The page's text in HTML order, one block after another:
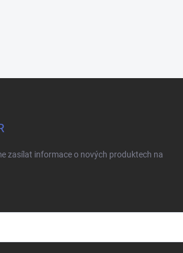
zasílat informace o nových produktech na